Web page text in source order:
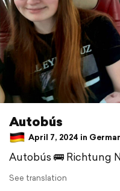
Autobús
April 7, 2024 in
Autobús 🚌 Richtung
See translation